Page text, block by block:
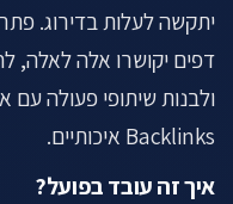
יתקשה לעלות בדירוג.
דפים יקושרו אלה לאלה,
ולבנות שיתופי פעולה עם
Backlinks איכותיים.
איך זה עובד בפועל?